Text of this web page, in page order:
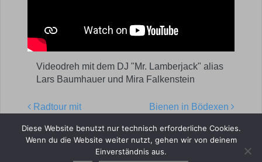
Videodreh mit dem DJ "Mr. Lamberjack" alias
Lars Baumhauer und Mira Falkenstein
Radtour mit
Bienen in Bödexen
Diese Website benutzt nur technisch erforderliche Cookies.
Wenn du die Website weiter nutzt, gehen wir von deinem
Einverständnis aus.